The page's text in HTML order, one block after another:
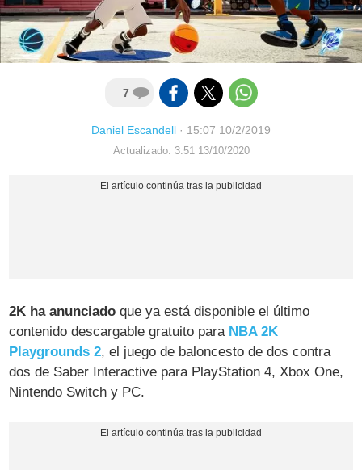
7
Daniel Escandell · 15:07 10/2/2019
Actualizado: 3:51 13/10/2020
2K ha anunciado que ya está disponible el último
contenido descargable gratuito para NBA 2K
Playgrounds 2, el juego de baloncesto de dos contra
dos de Saber Interactive para PlayStation 4, Xbox One,
Nintendo Switch y PC.